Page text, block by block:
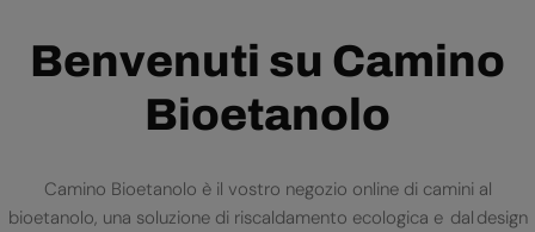
Benvenuti su Camino
Bioetanolo
Camino Bioetanolo è il vostro negozio online di camini al
bioetanolo, una soluzione di riscaldamento ecologica e dal design